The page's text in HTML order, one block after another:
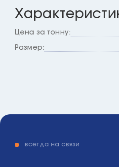
Цена за тонну:
Размер:
всегда на связи